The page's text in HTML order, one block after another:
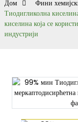
Дом Фини
Тиодигликолна
киселина која се
индустрији